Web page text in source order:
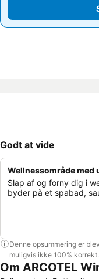
Godt at vide
Wellnessområde med
Slap af og forny dig i
byder på et spabad,
Denne opsummering er
muligvis ikke 100% korrekt.
Om ARCOTEL